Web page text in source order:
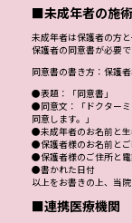
■未成年者の施
未成年者は保護者の方
保護者の同意書が必要で
同意書の書き方：保護
●表題：「同意書」
●同意文：「ドクター
同意します。」
●未成年者のお名前と生
●保護者様のお名前と
●保護者様のご住所と電
●書かれた日付
以上をお書きの上、当
■連携医療機関